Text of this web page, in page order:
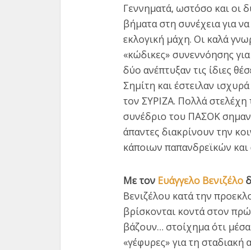
Γεννηματά, ωστόσο και οι
βήματα στη συνέχεια για
εκλογική μάχη. Οι καλά
«κώδικες» συνεννόησης
δύο ανέπτυξαν τις ίδιες
Σημίτη και έστειλαν
τον ΣΥΡΙΖΑ. Πολλά στελέχη
συνέδριο του ΠΑΣΟΚ
άπαντες διακρίνουν την
κάποιων παπανδρεϊκών και
Με τον Ευάγγελο Βενιζέλο
Βενιζέλου κατά την
βρίσκονται κοντά στον
βάζουν… στοίχημα ότι
«γέφυρες» για τη σταδιακή